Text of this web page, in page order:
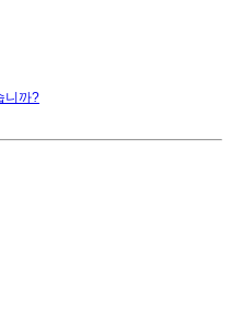
니까?